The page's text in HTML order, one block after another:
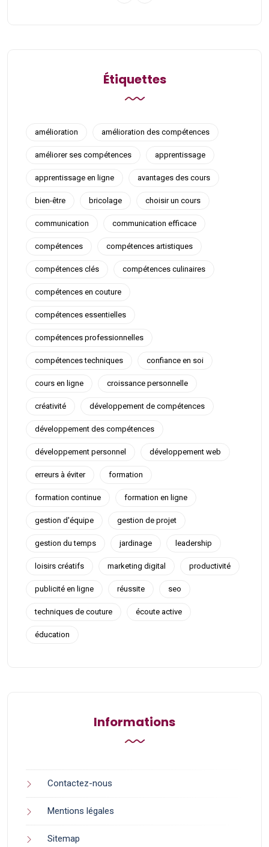
Étiquettes
amélioration amélioration des compétences
améliorer ses compétences apprentissage
apprentissage en ligne avantages des cours
bien-être bricolage choisir un cours
communication communication efficace
compétences compétences artistiques
compétences clés compétences culinaires
compétences en couture
compétences essentielles
compétences professionnelles
compétences techniques confiance en soi
cours en ligne croissance personnelle
créativité développement de compétences
développement des compétences
développement personnel développement web
erreurs à éviter formation
formation continue formation en ligne
gestion d'équipe gestion de projet
gestion du temps jardinage leadership
loisirs créatifs marketing digital productivité
publicité en ligne réussite seo
techniques de couture écoute active
éducation
Informations
Contactez-nous
Mentions légales
Sitemap